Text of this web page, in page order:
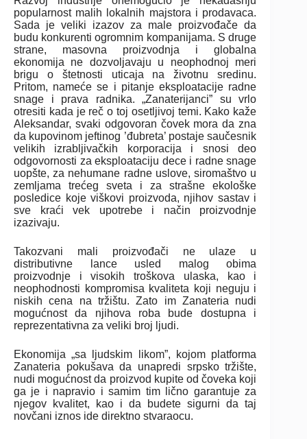
popularnost malih lokalnih majstora i prodavaca.
Sada je veliki izazov za male proizvođače da
budu konkurenti ogromnim kompanijama. S druge
strane, masovna proizvodnja i globalna
ekonomija ne dozvoljavaju u neophodnoj meri
brigu o štetnosti uticaja na životnu sredinu.
Pritom, nameće se i pitanje eksploatacije radne
snage i prava radnika. „Zanaterijanci” su vrlo
otresiti kada je reč o toj osetljivoj temi. Kako kaže
Aleksandar, svaki odgovoran čovek mora da zna
da kupovinom jeftinog ’đubreta’ postaje saučesnik
velikih izrabljivačkih korporacija i snosi deo
odgovornosti za eksploataciju dece i radne snage
uopšte, za nehumane radne uslove, siromaštvo u
zemljama trećeg sveta i za strašne ekološke
posledice koje viškovi proizvoda, njihov sastav i
sve kraći vek upotrebe i način proizvodnje
izazivaju.
Takozvani mali proizvođači ne ulaze u
distributivne lance usled malog obima
proizvodnje i visokih troškova ulaska, kao i
neophodnosti kompromisa kvaliteta koji neguju i
niskih cena na tržištu. Zato im Zanateria nudi
mogućnost da njihova roba bude dostupna i
reprezentativna za veliki broj ljudi.
Ekonomija „sa ljudskim likom”, kojom platforma
Zanateria pokušava da unapredi srpsko tržište,
nudi mogućnost da proizvod kupite od čoveka koji
ga je i napravio i samim tim lično garantuje za
njegov kvalitet, kao i da budete sigurni da taj
novčani iznos ide direktno stvaraocu.